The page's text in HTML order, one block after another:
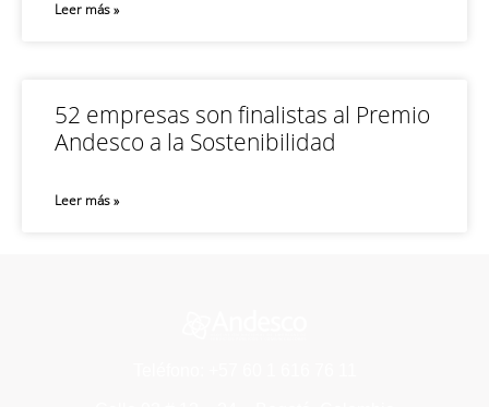
Leer más »
52 empresas son finalistas al Premio
Andesco a la Sostenibilidad
Leer más »